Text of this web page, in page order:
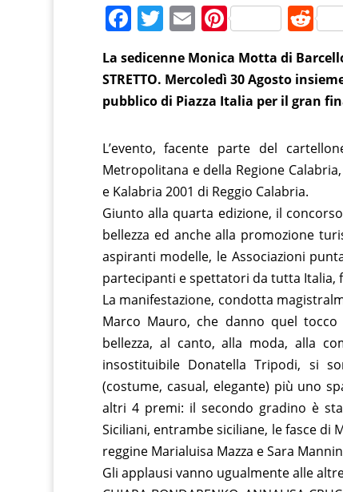
F
a
c
e
o
o
k
T
itt
er
E
m
ai
l
Pi
nt
er
e
R
d
di
La sedicenne Monica Motta di
STRETTO. Mercoledì 30 Agosto
pubblico di Piazza Italia per il gran
L’evento, facente parte del
Metropolitana e della Regione
e Kalabria 2001 di Reggio Calabria.
Giunto alla quarta edizione, il
bellezza ed anche alla promozione
aspiranti modelle, le Associazioni
partecipanti e spettatori da tutta Italia,
La manifestazione, condotta
Marco Mauro, che danno quel
bellezza, al canto, alla moda, alla
insostituibile Donatella Tripodi, si
(costume, casual, elegante) più uno
altri 4 premi: il secondo gradino è
Siciliani, entrambe siciliane, le fasce di
reggine Marialuisa Mazza e Sara
Gli applausi vanno ugualmente alle